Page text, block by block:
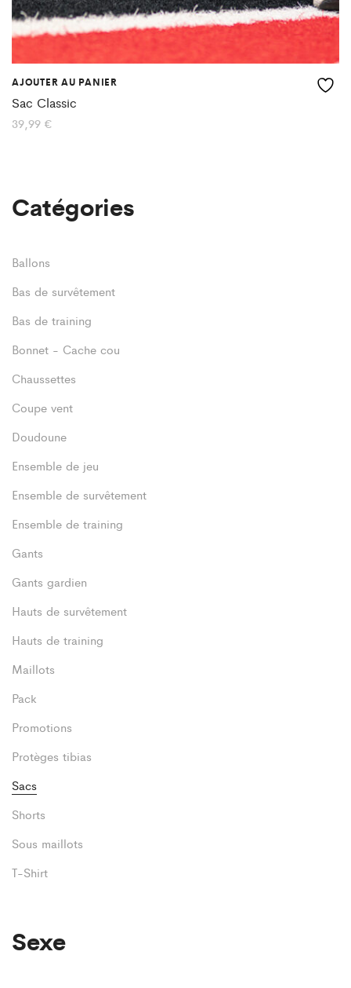
AJOUTER AU PANIER
Sac Classic
39,99 €
Catégories
Ballons
Bas de survêtement
Bas de training
Bonnet - Cache cou
Chaussettes
Coupe vent
Doudoune
Ensemble de jeu
Ensemble de survêtement
Ensemble de training
Gants
Gants gardien
Hauts de survêtement
Hauts de training
Maillots
Pack
Promotions
Protèges tibias
Sacs
Shorts
Sous maillots
T-Shirt
Sexe